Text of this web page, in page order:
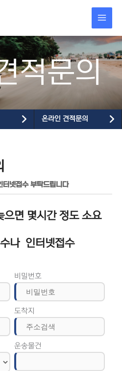
적문의
온라인 견적문의
터넷접수 부탁드립니다
면 몇시간 정도 소요
나 인터넷접수
비밀번호
도착지
운송물건